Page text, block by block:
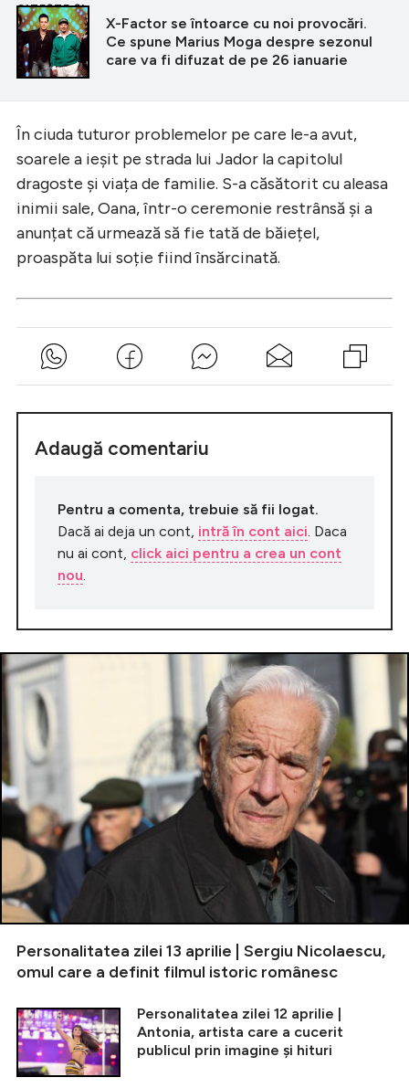
CITEȘTE ȘI
X-Factor se întoarce cu noi provocări.
Ce spune Marius Moga despre sezonul
care va fi difuzat de pe 26 ianuarie
În ciuda tuturor problemelor pe care le-a avut,
soarele a ieșit pe strada lui Jador la capitolul
dragoste și viața de familie. S-a căsătorit cu aleasa
inimii sale, Oana, într-o ceremonie restrânsă și a
anunțat că urmează să fie tată de băiețel,
proaspăta lui soție fiind însărcinată.
Adaugă comentariu
Pentru a comenta, trebuie să fii logat.
Dacă ai deja un cont, intră în cont aici . Daca
nu ai cont, click aici pentru a crea un cont
nou
Personalitatea zilei 13 aprilie | Sergiu Nicolaescu,
omul care a definit filmul istoric românesc
Personalitatea zilei 12 aprilie |
Antonia, artista care a cucerit
publicul prin imagine și hituri